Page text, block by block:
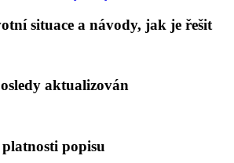
situace a návody, jak je řešit
aktualizován
popisu